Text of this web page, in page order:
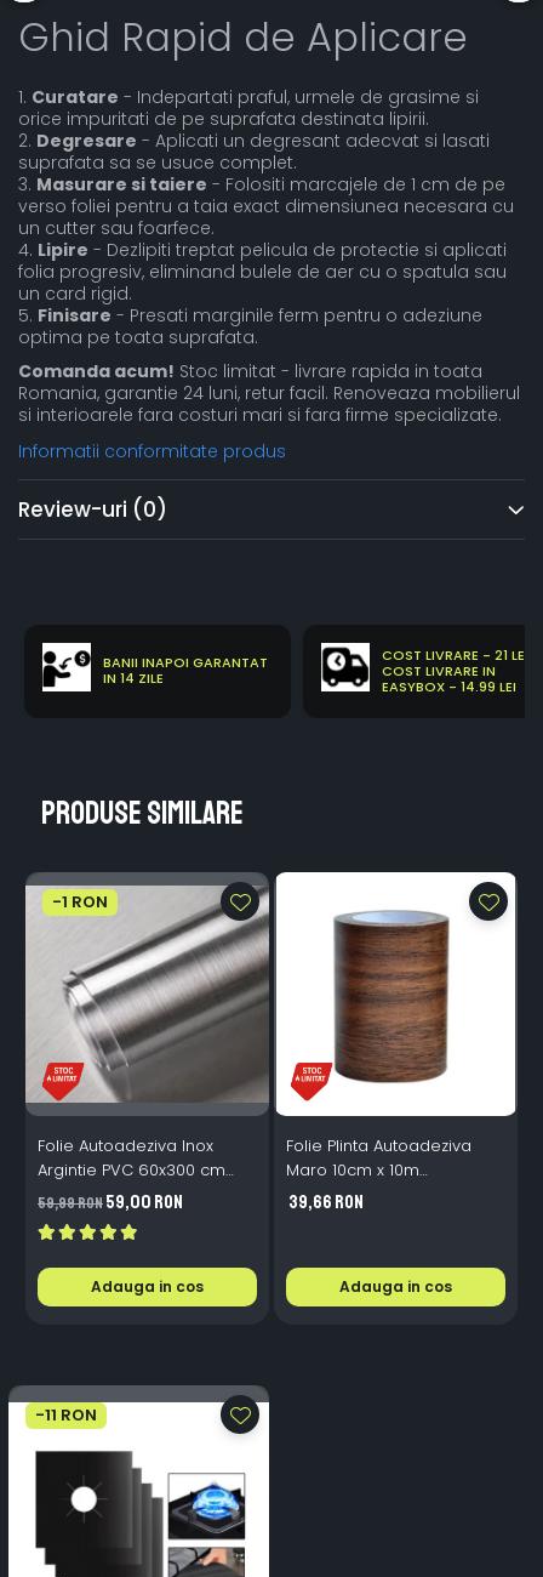
Ghid Rapid de Aplicare
1. Curatare - Indepartati praful, urmele de grasime si
orice impuritati de pe suprafata destinata lipirii.
2. Degresare - Aplicati un degresant adecvat si lasati
suprafata sa se usuce complet.
3. Masurare si taiere - Folositi marcajele de 1 cm de pe
verso foliei pentru a taia exact dimensiunea necesara cu
un cutter sau foarfece.
4. Lipire - Dezlipiti treptat pelicula de protectie si aplicati
folia progresiv, eliminand bulele de aer cu o spatula sau
un card rigid.
5. Finisare - Presati marginile ferm pentru o adeziune
optima pe toata suprafata.
Comanda acum! Stoc limitat - livrare rapida in toata
Romania, garantie 24 luni, retur facil. Renoveaza mobilierul
si interioarele fara costuri mari si fara firme specializate.
Informatii conformitate produs
Review-uri (0)
BANII INAPOI GARANTAT
IN 14 ZILE
COST LIVRARE - 21 LEI
COST LIVRARE IN
EASYBOX - 14.99 LEI
Produse similare
-1 RON
Folie Autoadeziva Inox
Argintie PVC 60x300 cm
Bucatarie Mobilier
59,99 RON59,00 RON
Adauga in cos
Folie Plinta Autoadeziva
Maro 10cm x 10m
Impermeabila Perete Scari
39,66 RON
Adauga in cos
-11 RON